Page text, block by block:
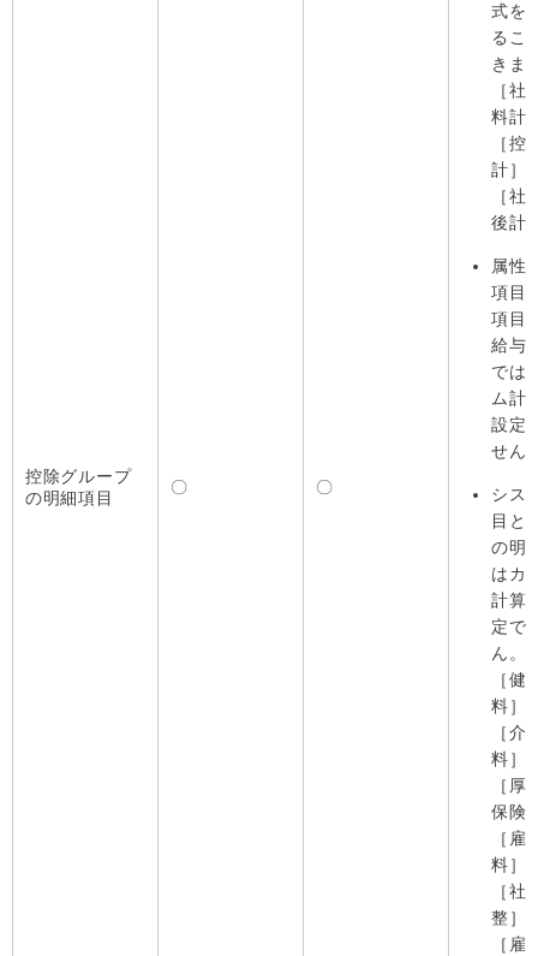
控除グループ
の明細項目
〇 〇
式を
るこ
きま
［社
料計
［控
計］
［社
後計
属性
項目
項目
給与
では
ム計
設定
せん
シス
目と
の明
はカ
計算
定で
ん。
［健
料］
［介
料］
［厚
保険
［雇
料］
［社
整］
［雇